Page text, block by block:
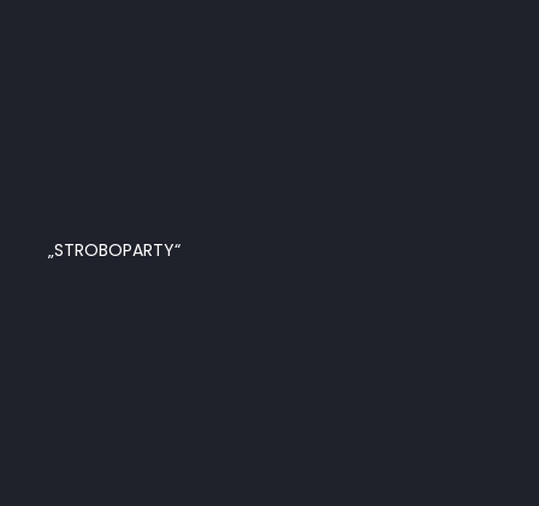
„STROBOPARTY“